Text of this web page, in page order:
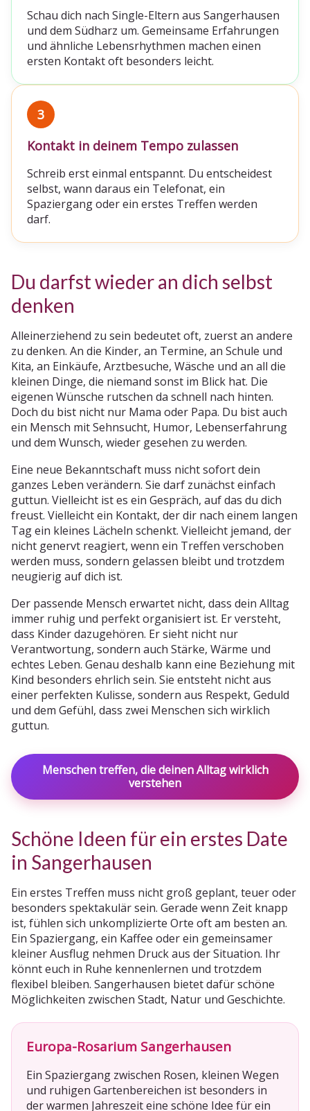
Schau dich nach Single-Eltern aus Sangerhausen
und dem Südharz um. Gemeinsame Erfahrungen
und ähnliche Lebensrhythmen machen einen
ersten Kontakt oft besonders leicht.
3
Kontakt in deinem Tempo zulassen
Schreib erst einmal entspannt. Du entscheidest
selbst, wann daraus ein Telefonat, ein
Spaziergang oder ein erstes Treffen werden
darf.
Du darfst wieder an dich selbst
denken
Alleinerziehend zu sein bedeutet oft, zuerst an andere
zu denken. An die Kinder, an Termine, an Schule und
Kita, an Einkäufe, Arztbesuche, Wäsche und an all die
kleinen Dinge, die niemand sonst im Blick hat. Die
eigenen Wünsche rutschen da schnell nach hinten.
Doch du bist nicht nur Mama oder Papa. Du bist auch
ein Mensch mit Sehnsucht, Humor, Lebenserfahrung
und dem Wunsch, wieder gesehen zu werden.
Eine neue Bekanntschaft muss nicht sofort dein
ganzes Leben verändern. Sie darf zunächst einfach
guttun. Vielleicht ist es ein Gespräch, auf das du dich
freust. Vielleicht ein Kontakt, der dir nach einem langen
Tag ein kleines Lächeln schenkt. Vielleicht jemand, der
nicht genervt reagiert, wenn ein Treffen verschoben
werden muss, sondern gelassen bleibt und trotzdem
neugierig auf dich ist.
Der passende Mensch erwartet nicht, dass dein Alltag
immer ruhig und perfekt organisiert ist. Er versteht,
dass Kinder dazugehören. Er sieht nicht nur
Verantwortung, sondern auch Stärke, Wärme und
echtes Leben. Genau deshalb kann eine Beziehung mit
Kind besonders ehrlich sein. Sie entsteht nicht aus
einer perfekten Kulisse, sondern aus Respekt, Geduld
und dem Gefühl, dass zwei Menschen sich wirklich
guttun.
Menschen treffen, die deinen Alltag wirklich
verstehen
Schöne Ideen für ein erstes Date
in Sangerhausen
Ein erstes Treffen muss nicht groß geplant, teuer oder
besonders spektakulär sein. Gerade wenn Zeit knapp
ist, fühlen sich unkomplizierte Orte oft am besten an.
Ein Spaziergang, ein Kaffee oder ein gemeinsamer
kleiner Ausflug nehmen Druck aus der Situation. Ihr
könnt euch in Ruhe kennenlernen und trotzdem
flexibel bleiben. Sangerhausen bietet dafür schöne
Möglichkeiten zwischen Stadt, Natur und Geschichte.
Europa-Rosarium Sangerhausen
Ein Spaziergang zwischen Rosen, kleinen Wegen
und ruhigen Gartenbereichen ist besonders in
der warmen Jahreszeit eine schöne Idee für ein